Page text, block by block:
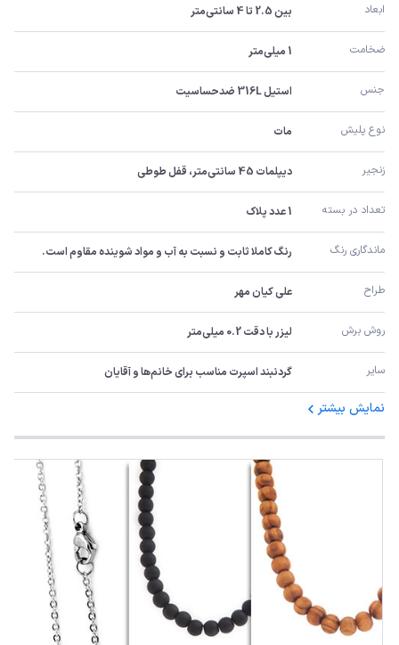
ابعاد بین 2.5 تا 4 سانتی‌متر
ضخامت 1 میلی‌متر
جنس استیل 316L ضدحساسیت
نوع پلیش مات
زنجیر دیپلمات 45 سانتی‌متر، قفل طوطی
تعداد در بسته 1 عدد پلاک
ماندگاری رنگ رنگ کاملا ثابت و نسبت به آب و مواد شوینده مقاوم است.
طراح علی کیان مهر
روش برش لیزر با دقت 0.2 میلی‌متر
سایر گردنبند اسپرت مناسب برای خانم‌ها و آقایان
نمایش بیشتر